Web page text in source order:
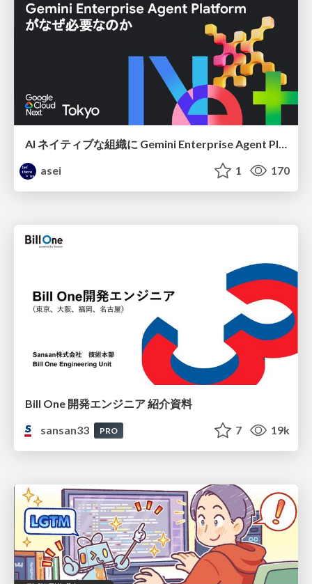
AI ネイティブな組織に Gemini Enterprise Agent Platform がなぜ必要なのか
asei
1 170
Bill One 開発エンジニア 紹介資料
sansan33
PRO 7 19k